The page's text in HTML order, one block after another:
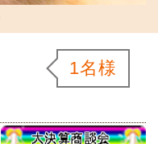
1名様